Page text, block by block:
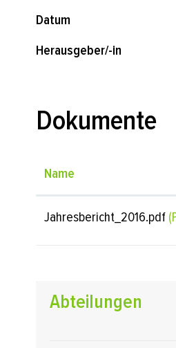
Datum
Herausgeber/-in
Dokumente
Name
Jahresbericht_2016.pdf
Abteilungen